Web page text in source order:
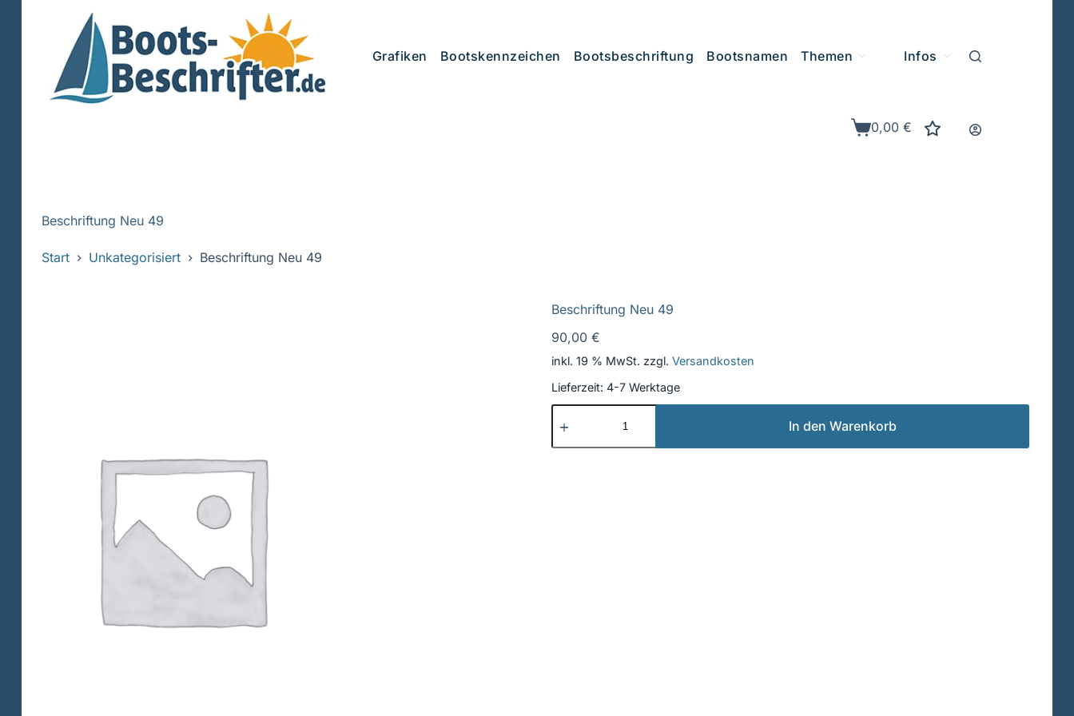
Grafiken Bootskennzeichen Bootsbeschriftung Bootsnamen Themen Infos
Warenkorb
0,00€
Beschriftung Neu 49
Start Unkategorisiert Beschriftung Neu 49
Beschriftung Neu 49
90,00€
inkl. 19 % MwSt. zzgl.Versandkosten
Lieferzeit:4-7 Werktage
Neu
49
In den Warenkorb